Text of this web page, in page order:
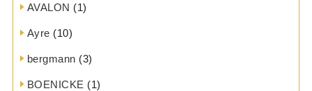
AVALON (1)
Ayre (10)
bergmann (3)
BOENICKE (1)